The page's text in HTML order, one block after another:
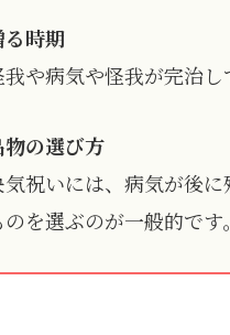
る時期
や病気や怪我が完治し
物の選び方
気祝いには、病気が後
のを選ぶのが一般的です。